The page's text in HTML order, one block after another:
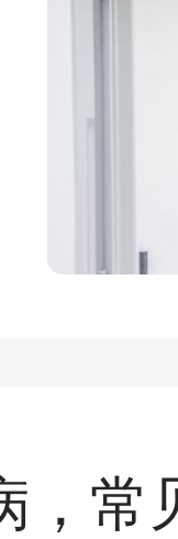
，常